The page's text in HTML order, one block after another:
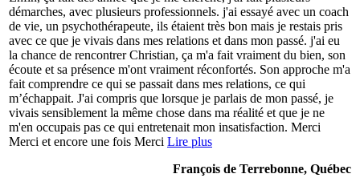
démarches, avec plusieurs professionnels. j'ai essayé avec un coach
de vie, un psychothérapeute, ils étaient très bon mais je restais pris
avec ce que je vivais dans mes relations et dans mon passé. j'ai eu
la chance de rencontrer Christian, ça m'a fait vraiment du bien, son
écoute et sa présence m'ont vraiment réconfortés. Son approche m'a
fait comprendre ce qui se passait dans mes relations, ce qui
m’échappait. J'ai compris que lorsque je parlais de mon passé, je
vivais sensiblement la même chose dans ma réalité et que je ne
m'en occupais pas ce qui entretenait mon insatisfaction. Merci
Merci et encore une fois Merci Lire plus
François de Terrebonne, Québec